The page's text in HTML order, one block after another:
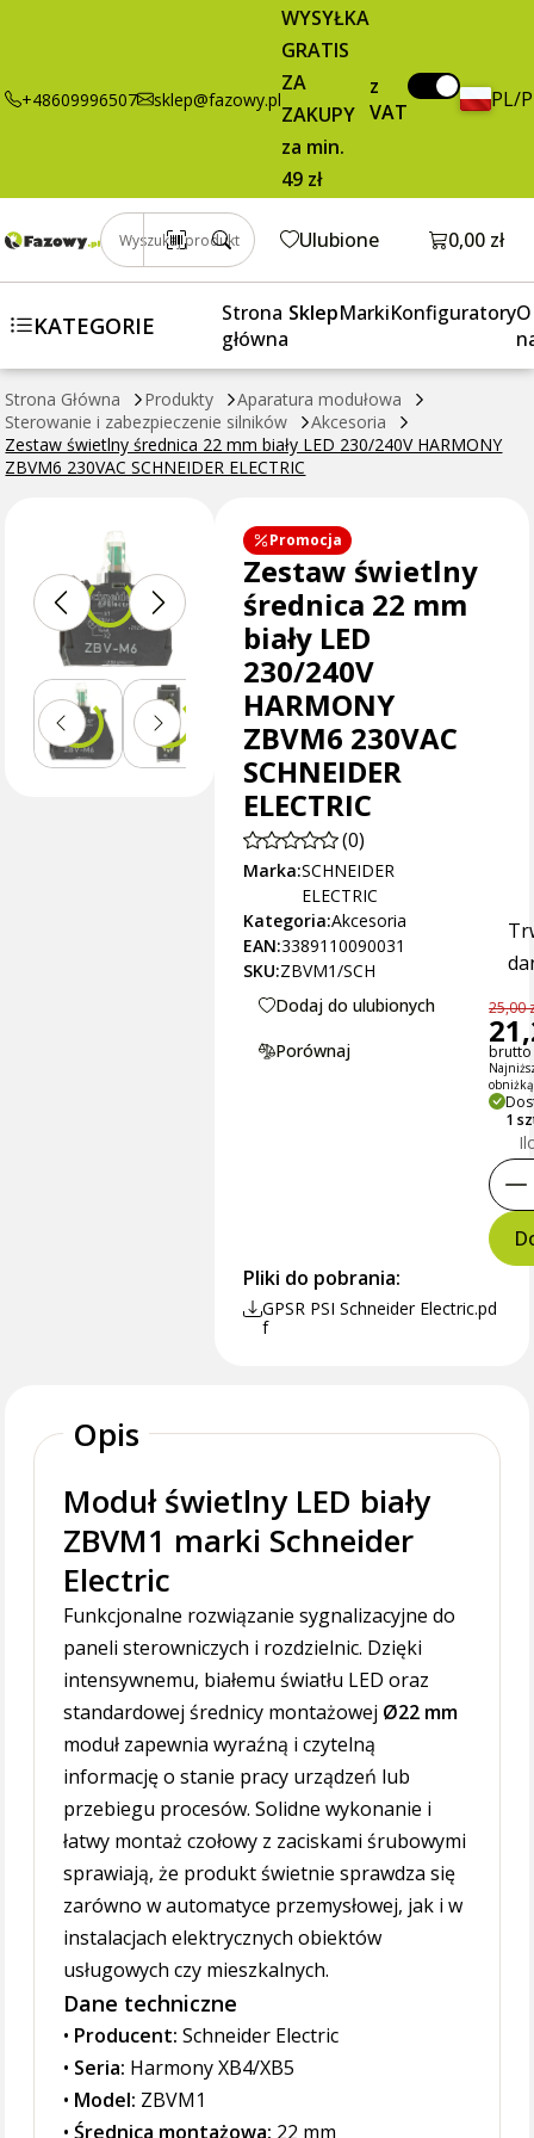
+48609996507 sklep@fazowy.pl
WYSYŁKA
GRATIS
ZA
ZAKUPY
za min.
49 zł
z
VAT
PL/
Wyszukaj produkt Ulubione Otwórz
0,00 zł
KATEGORIE
Strona
główna
SklepMarkiKonfiguratoryO
Strona Główna Produkty
Aparatura modułowa
Sterowanie i zabezpieczenie silników
Akcesoria
Zestaw świetlny średnica 22 mm biały LED 230/240V HARMONY
ZBVM6 230VAC SCHNEIDER ELECTRIC
230/240V
SCHNEIDER
ELECTRIC
brutto / szt. Dodaj do koszyka
Promocja
Zestaw świetlny
średnica 22 mm
biały LED
230/240V
HARMONY
ZBVM6 230VAC
SCHNEIDER
ELECTRIC
(0)
Marka:SCHNEIDER
ELECTRIC
Kategoria:Akcesoria
EAN:3389110090031
SKU:ZBVM1/SCH
Dodaj do ulubionych
Porównaj
25,00
brutto
1
Pliki do pobrania:
GPSR PSI Schneider Electric.pd
f
Opis
Moduł świetlny LED biały
ZBVM1 marki Schneider
Electric
Funkcjonalne rozwiązanie sygnalizacyjne do
paneli sterowniczych i rozdzielnic. Dzięki
intensywnemu, białemu światłu LED oraz
standardowej średnicy montażowej Ø22 mm
moduł zapewnia wyraźną i czytelną
informację o stanie pracy urządzeń lub
przebiegu procesów. Solidne wykonanie i
łatwy montaż czołowy z zaciskami śrubowymi
sprawiają, że produkt świetnie sprawdza się
zarówno w automatyce przemysłowej, jak i w
instalacjach elektrycznych obiektów
usługowych czy mieszkalnych.
Dane techniczne
• Producent: Schneider Electric
• Seria: Harmony XB4/XB5
• Model: ZBVM1
•Średnica montażowa: 22 mm